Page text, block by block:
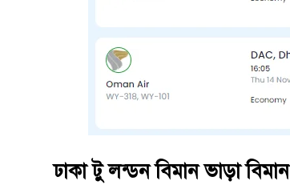
ঢাকা টু লন্ডন বিমান ভাড়া